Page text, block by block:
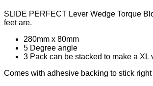
SLIDE PERFECT Lever Wedge Torque
feet are.
280mm x 80mm
5 Degree angle
3 Pack can be stacked to make a XL
Comes with adhesive backing to stick